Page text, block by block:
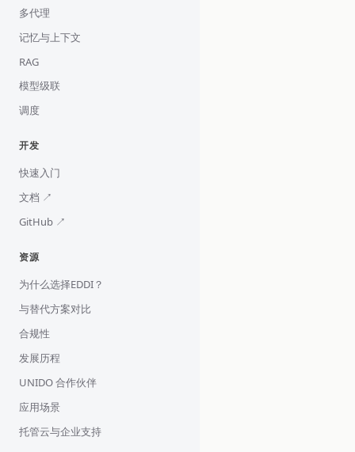
多代理
记忆与上下文
RAG
模型级联
调度
开发
快速入门
文档 ↗
GitHub ↗
资源
为什么选择EDDI？
与替代方案对比
合规性
发展历程
UNIDO 合作伙伴
应用场景
托管云与企业支持